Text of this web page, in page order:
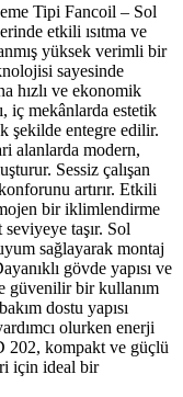
Tipi Fancoil – Sol
etkili ısıtma ve
yüksek verimli bir
sayesinde
hızlı ve ekonomik
iç mekânlarda estetik
şekilde entegre edilir.
alanlarda modern,
Sessiz çalışan
artırır. Etkili
bir iklimlendirme
taşır. Sol
sağlayarak montaj
gövde yapısı ve
güvenilir bir kullanım
dostu yapısı
olurken enerji
202, kompakt ve güçlü
için ideal bir